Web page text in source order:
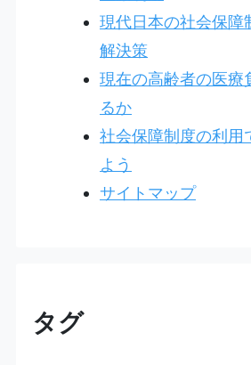
現代日本の社会保障
解決策
現在の高齢者の医療
るか
社会保障制度の利用
よう
サイトマップ
タグ